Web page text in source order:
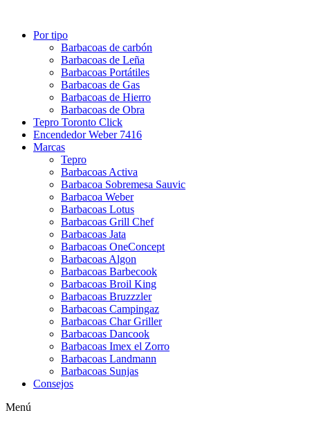
Por tipo
Barbacoas de carbón
Barbacoas de Leña
Barbacoas Portátiles
Barbacoas de Gas
Barbacoas de Hierro
Barbacoas de Obra
Tepro Toronto Click
Encendedor Weber 7416
Marcas
Tepro
Barbacoas Activa
Barbacoa Sobremesa Sauvic
Barbacoa Weber
Barbacoas Lotus
Barbacoas Grill Chef
Barbacoas Jata
Barbacoas OneConcept
Barbacoas Algon
Barbacoas Barbecook
Barbacoas Broil King
Barbacoas Bruzzzler
Barbacoas Campingaz
Barbacoas Char Griller
Barbacoas Dancook
Barbacoas Imex el Zorro
Barbacoas Landmann
Barbacoas Sunjas
Consejos
Menú